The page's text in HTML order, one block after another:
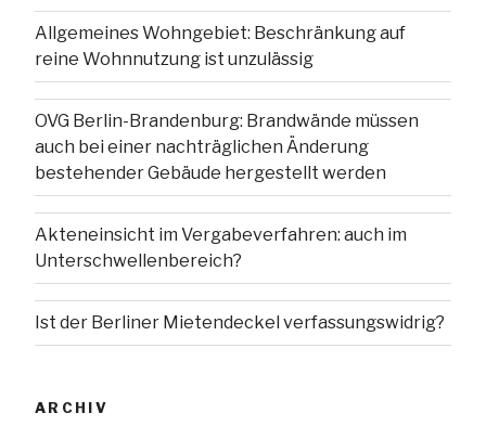
Allgemeines Wohngebiet: Beschränkung auf
reine Wohnnutzung ist unzulässig
OVG Berlin-Brandenburg: Brandwände müssen
auch bei einer nachträglichen Änderung
bestehender Gebäude hergestellt werden
Akteneinsicht im Vergabeverfahren: auch im
Unterschwellenbereich?
Ist der Berliner Mietendeckel verfassungswidrig?
ARCHIV